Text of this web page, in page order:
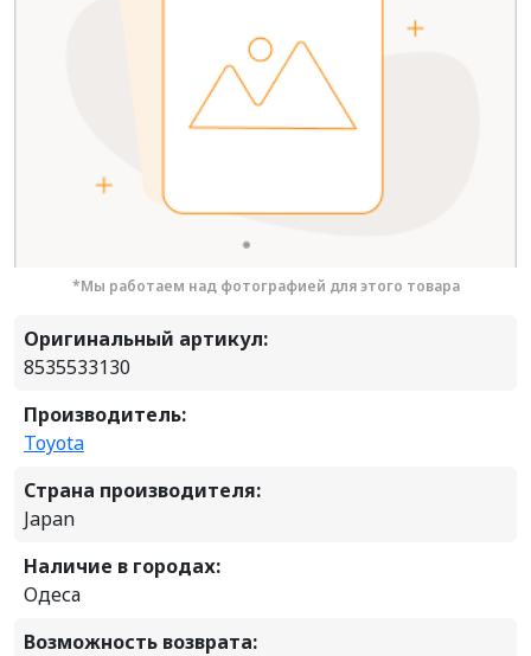
*Мы работаем над фотографией для этого товара
Оригинальный артикул:
8535533130
Производитель:
Toyota
Страна производителя:
Japan
Наличие в городах:
Одеса
Возможность возврата: